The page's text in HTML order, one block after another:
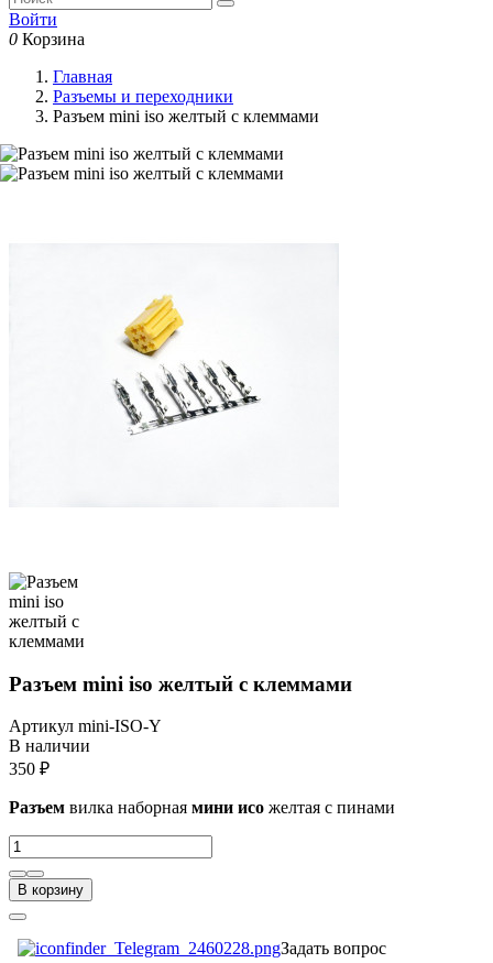
Войти
0 Корзина
Главная
Разъемы и переходники
Разъем mini iso желтый с клеммами
Разъем mini iso желтый с клеммами
Артикул mini-ISO-Y
В наличии
350 ₽
Разъем вилка наборная мини исо желтая с пинами
В корзину
Задать вопрос